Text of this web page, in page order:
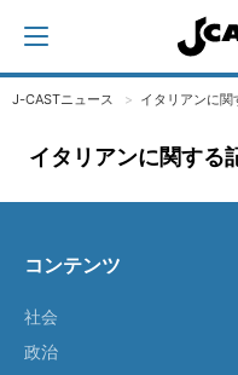
J-CASTニュース イタリアンに関
イタリアンに関する
コンテンツ
社会
政治